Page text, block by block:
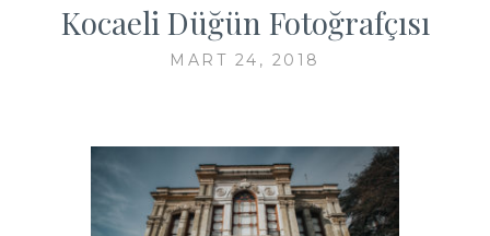
Kocaeli Düğün Fotoğrafçısı
MART 24, 2018